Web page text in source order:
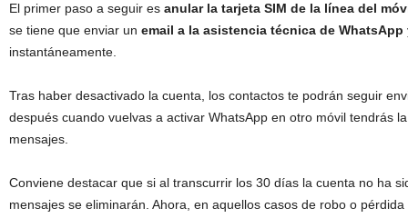
El primer paso a seguir es anular la tarjeta SIM de la línea del
se tiene que enviar un email a la asistencia técnica de WhatsApp
instantáneamente.
Tras haber desactivado la cuenta, los contactos te podrán seguir
después cuando vuelvas a activar WhatsApp en otro móvil tendrás
mensajes.
Conviene destacar que si al transcurrir los 30 días la cuenta no ha
mensajes se eliminarán. Ahora, en aquellos casos de robo o